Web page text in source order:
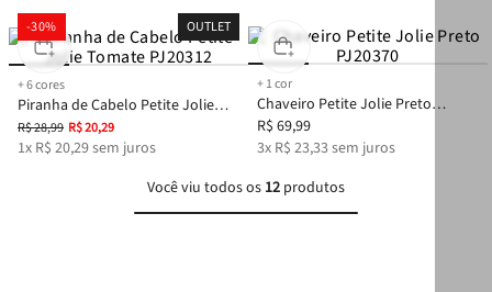
-30%
+6cores
Piranha de Cabelo Petite Jolie
Tomate PJ20312
R$28,99 R$20,29
1x R$ 20,29sem juros
OUTLET
+1cor
Chaveiro Petite Jolie Preto
PJ20370
R$ 69,99
3x R$ 23,33sem juros
Você viu todos os 12 produtos